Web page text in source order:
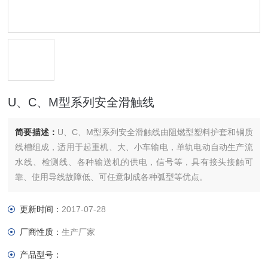
U、C、M型系列安全滑触线
简要描述： U、C、M型系列安全滑触线由阻燃型塑料护套和铜质
线槽组成，适用于起重机、大、小车输电，单轨电动自动生产流
水线、检测线、各种输送机的供电，信号等，具有接头接触可
靠、使用导线故障低、可任意制成各种弧型等优点。
更新时间： 2017-07-28
厂商性质：生产厂家
产品型号：